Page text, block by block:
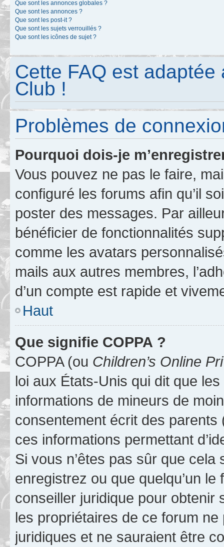
Que sont les annonces globales ?
Que sont les annonces ?
Que sont les post-it ?
Que sont les sujets verrouillés ?
Que sont les icônes de sujet ?
Cette FAQ est
Club !
Problèmes de
Pourquoi dois-je
Vous pouvez ne pas le faire,
configuré les forums afin qu’il
poster des messages. Par
bénéficier de fonctionnalités
comme les avatars
mails aux autres membres,
d’un compte est rapide et
Haut
Que signifie COPPA ?
COPPA (ou Children’s Online
loi aux États-Unis qui dit que
informations de mineurs de
consentement écrit des parents
ces informations permettant
Si vous n’êtes pas sûr que
enregistrez ou que quelqu’un
conseiller juridique pour obtenir
les propriétaires de ce forum
juridiques et ne sauraient être